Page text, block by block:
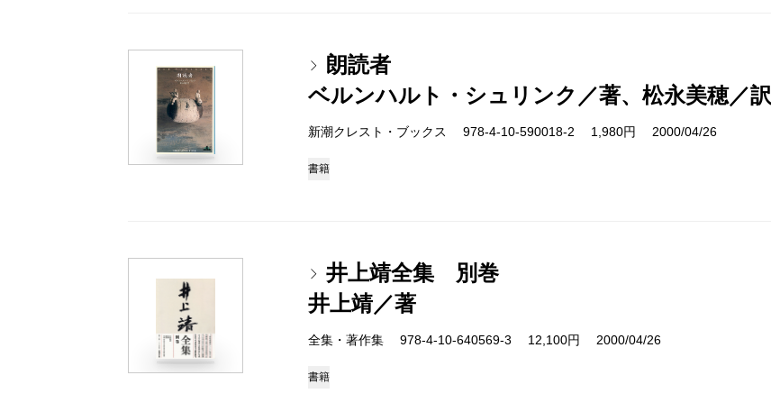
朗読者
ベルンハルト・シュリンク／著、松永美穂／訳
新潮クレスト・ブックス 978-4-10-590018-2 1,980円 2000/04/26
書籍
井上靖全集 別巻
井上靖／著
全集・著作集 978-4-10-640569-3 12,100円 2000/04/26
書籍